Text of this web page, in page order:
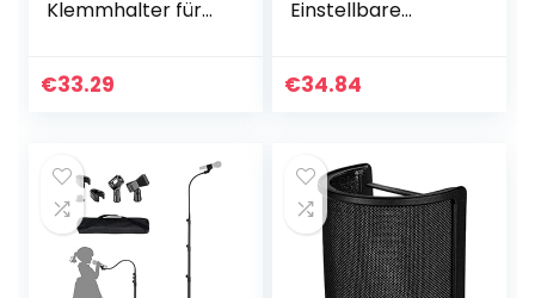
Klemmhalter für
ofon schwarz
€33.29
Einstellbare
ständer,
€34.84